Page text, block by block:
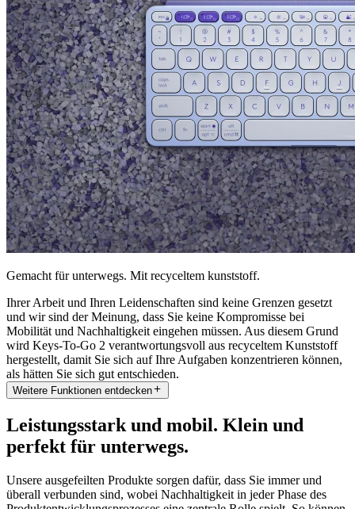
Gemacht für unterwegs. Mit recyceltem kunststoff.
Ihrer Arbeit und Ihren Leidenschaften sind keine Grenzen gesetzt
und wir sind der Meinung, dass Sie keine Kompromisse bei
Mobilität und Nachhaltigkeit eingehen müssen. Aus diesem Grund
wird Keys-To-Go 2 verantwortungsvoll aus recyceltem Kunststoff
hergestellt, damit Sie sich auf Ihre Aufgaben konzentrieren können,
als hätten Sie sich gut entschieden.
Weitere Funktionen entdecken
Leistungsstark und mobil. Klein und
perfekt für unterwegs.
Unsere ausgefeilten Produkte sorgen dafür, dass Sie immer und
überall verbunden sind, wobei Nachhaltigkeit in jeder Phase des